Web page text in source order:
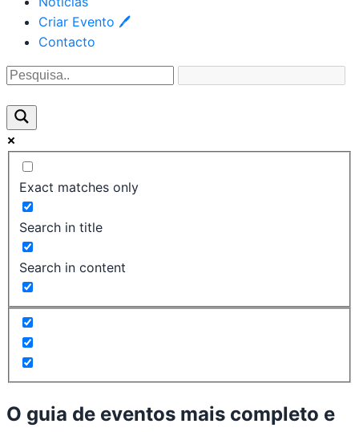
Criar Evento 🖊
Contacto
Exact matches only
Search in title
Search in content
O guia de eventos mais completo e